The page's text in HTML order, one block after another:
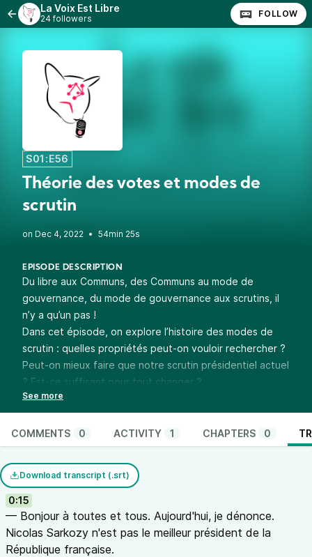
La Voix Est Libre
24 followers FOLLOW
S01:E56
Théorie des votes et modes de
scrutin
• 54min 25s
EPISODE DESCRIPTION
Du libre aux Communs, des Communs au mode de
gouvernance, du mode de gouvernance aux scrutins, il
n’y a qu’un pas !
Dans cet épisode, on explore l’histoire des modes de
scrutin : quelles propriétés peut-on vouloir rechercher ?
Peut-on mieux faire que notre scrutin présidentiel actuel
? Est-ce suffisant pour tout changer ?
Avec David Savourey.
Musiques
Une foule, album Tancade - Gaspard Claus - CC-BY-NC-
SA, déniché surZiklibrenbib
Caracas - Tintamare, album épilogue, licence CC-BY-SA
3.0, déniché surZiklibrenbib
Le générique
Near death experiencepar Marker beacon (album Dead
frequencies), CC-BY
COMMENTS 0 ACTIVITY 1 CHAPTERS 0
Download transcript (.srt)
0:15
— Bonjour à toutes et tous. Aujourd'hui, je dénonce.
Nicolas Sarkozy n'est pas le meilleur président de la
République française.